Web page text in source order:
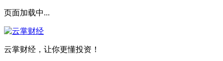
页面加载中...
云掌财经，让你更懂投资！